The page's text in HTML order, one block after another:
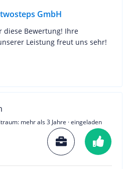
GmbH
diese Bewertung! Ihre
Leistung freut uns sehr!
mehr als 3 Jahre · eingeladen